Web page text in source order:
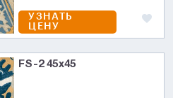
УЗНАТЬ
ЦЕНУ
FS-2 45х45